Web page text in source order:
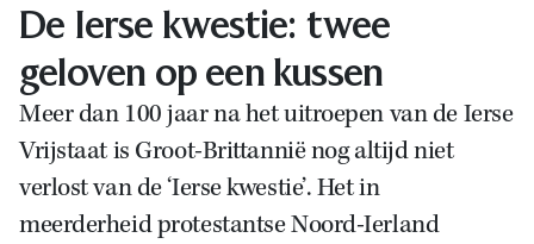
De Ierse kwestie: twee
geloven op een kussen
Meer dan 100 jaar na het uitroepen van de Ierse
Vrijstaat is Groot-Brittannië nog altijd niet
verlost van de ‘Ierse kwestie’. Het in
meerderheid protestantse Noord-Ierland